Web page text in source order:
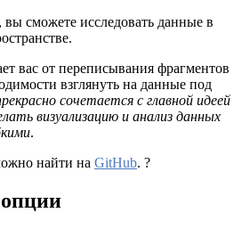
сможете исследовать данные в
вас от переписывания фрагментов
взглянуть на данные под
сочетается с главной идеей
визуализацию и анализ данных
.
найти на GitHub. ?